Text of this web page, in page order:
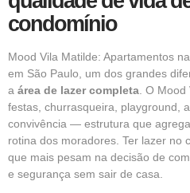
condomínio
Mood Vila Matilde: Apartamentos
em São Paulo, um dos grandes
a área de lazer completa . O
festas, churrasqueira, playground,
convivência — estrutura que
rotina dos moradores. Ter lazer no
que mais pesam na decisão de
e segurança sem sair de casa.